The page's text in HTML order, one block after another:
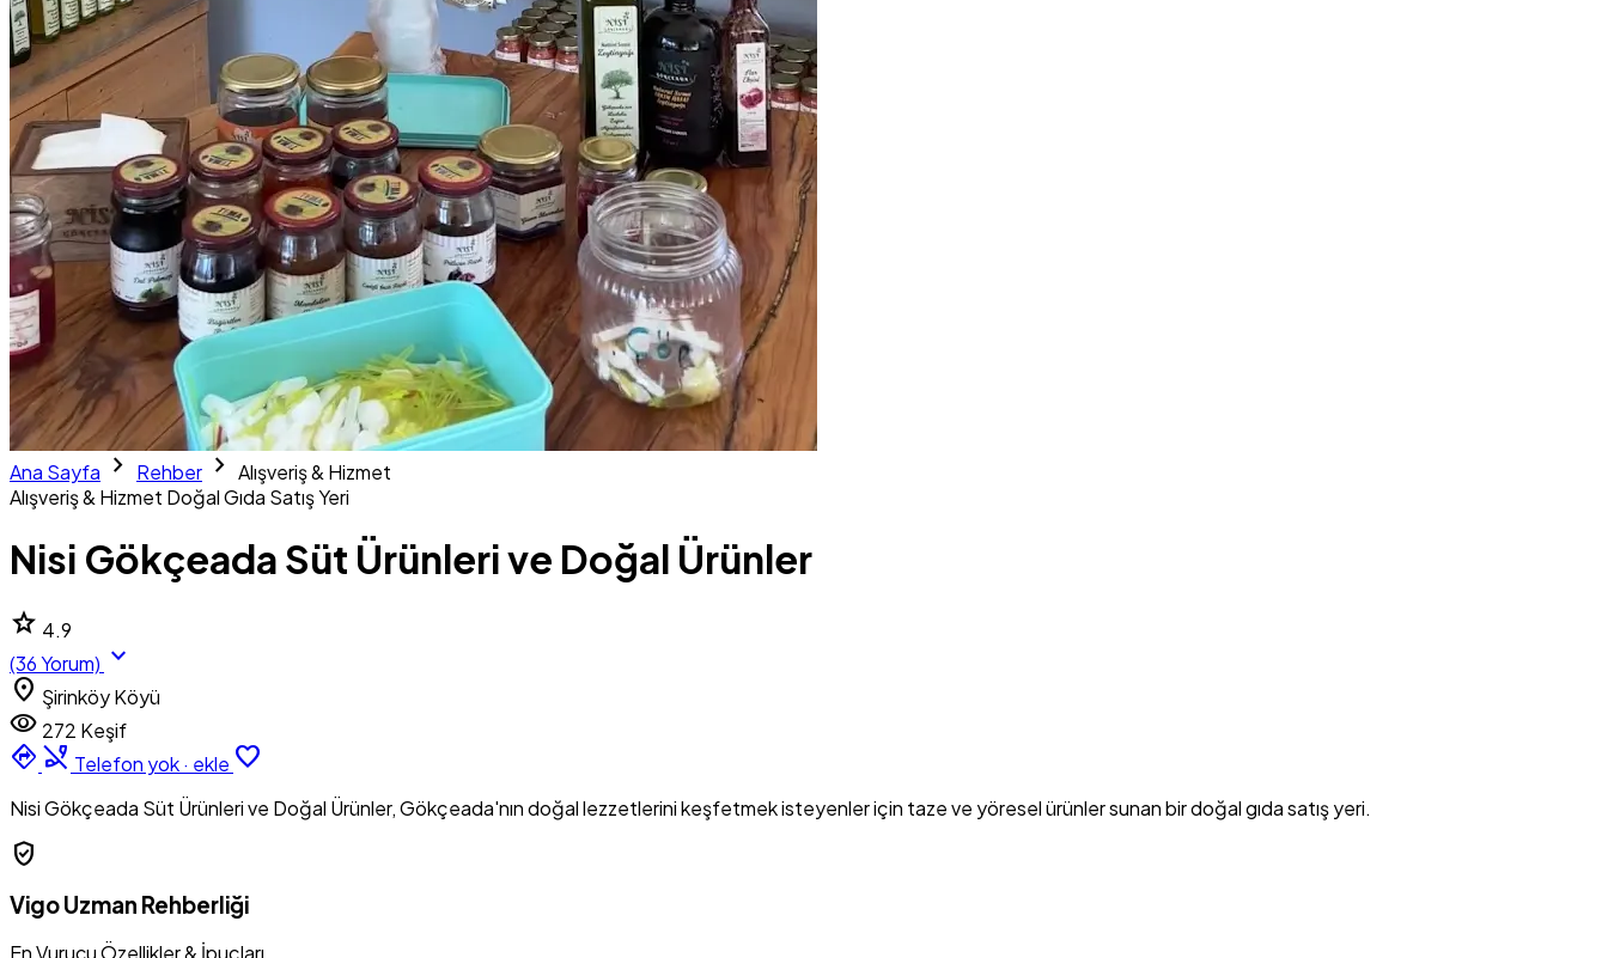
Ana Sayfa chevron_right Rehber chevron_right Alışveriş & Hizmet
Alışveriş & Hizmet Doğal Gıda Satış Yeri
Nisi Gökçeada Süt Ürünleri ve Doğal Ürünler
star 4.9
(36 Yorum) expand_more
location_on Şirinköy Köyü
visibility 272 Keşif
directions phone_disabled Telefon yok · ekle favorite_border
Nisi Gökçeada Süt Ürünleri ve Doğal Ürünler, Gökçeada'nın doğal lezzetlerini keşfetmek isteyenler için taze ve yöresel ürünler sunan bir doğal gıda satış yeri.
verified_user
Vigo Uzman Rehberliği